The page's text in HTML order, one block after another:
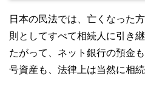
日本の民法では、亡くなった
則としてすべて相続人に引き
たがって、ネット銀行の預金
号資産も、法律上は当然に相